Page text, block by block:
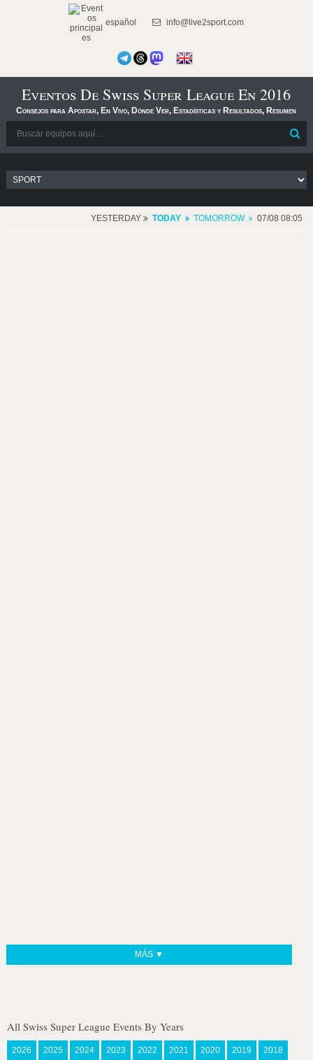
español info@live2sport.com
Eventos De Swiss Super League En 2016
Consejos para Apostar, En Vivo, Dónde Ver, Estadísticas y Resultados, Resumen
YESTERDAY TODAY TOMORROW 07/08 08:05
MÁS ▼
All Swiss Super League Events By Years
2026 2025 2024 2023 2022 2021 2020 2019 2018